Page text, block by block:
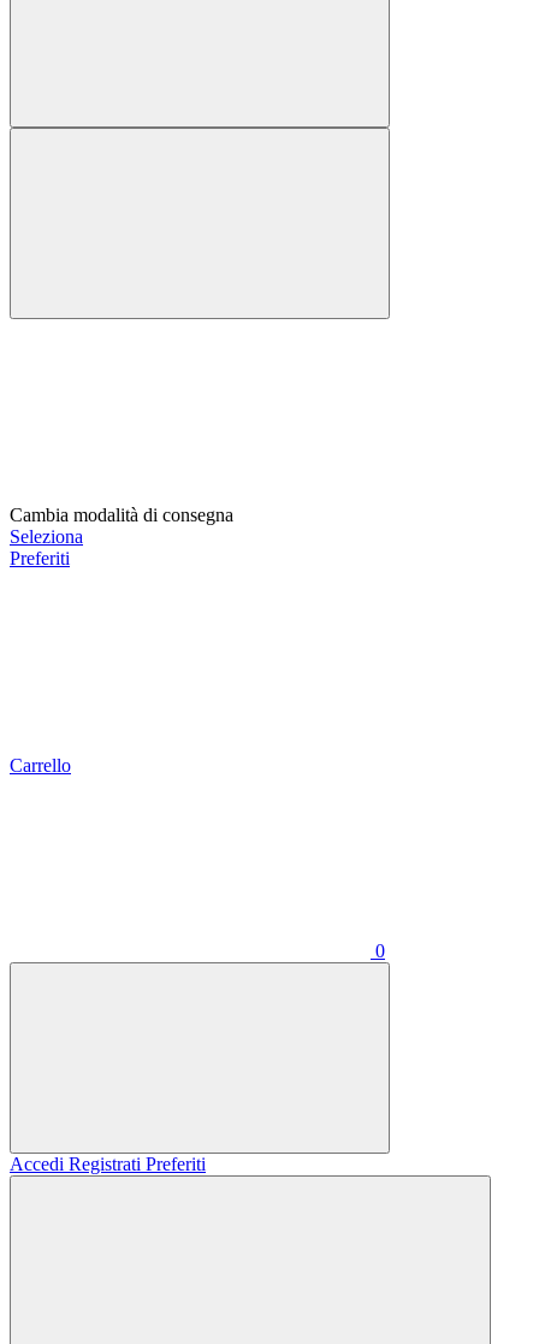
Cambia modalità di consegna
Seleziona
Preferiti
Carrello
0
Accedi Registrati Preferiti